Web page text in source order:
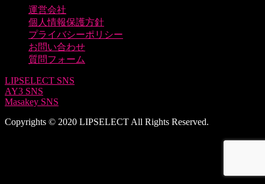
運営会社
個人情報保護方針
プライバシーポリシー
お問い合わせ
質問フォーム
LIPSELECT SNS
AY3 SNS
Masakey SNS
Copyrights © 2020 LIPSELECT All Rights Reserved.